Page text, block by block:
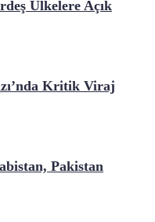
Ülkelere Açık
Kritik Viraj
Pakistan